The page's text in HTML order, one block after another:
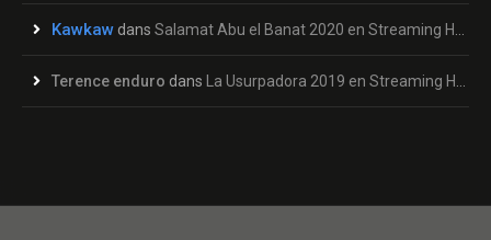
Kawkaw dans Salamat Abu el Banat 2020 en Streaming HD Gratuit !
Terence enduro dans La Usurpadora 2019 en Streaming HD Gratuit !